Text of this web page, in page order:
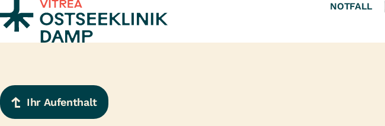
Zum Inhalt springen NOTFALL
Ihr Aufenthalt